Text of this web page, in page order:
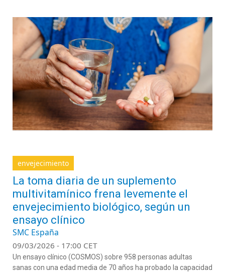
envejecimiento
La toma diaria de un suplemento
multivitamínico frena levemente el
envejecimiento biológico, según un
ensayo clínico
SMC España
09/03/2026 - 17:00 CET
Un ensayo clínico (COSMOS) sobre 958 personas adultas
sanas con una edad media de 70 años ha probado la capacidad